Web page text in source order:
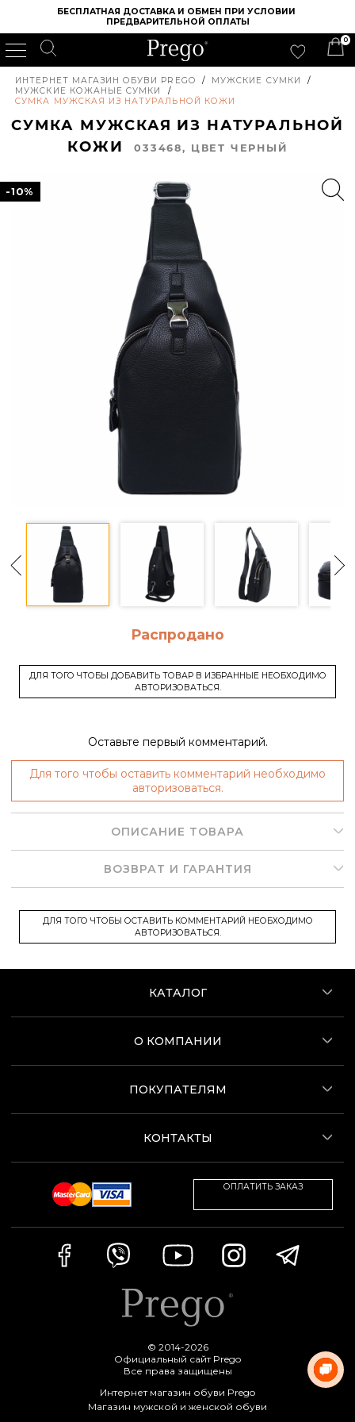
БЕСПЛАТНАЯ ДОСТАВКА И ОБМЕН ПРИ УСЛОВИИ
ПРЕДВАРИТЕЛЬНОЙ ОПЛАТЫ
0
ИНТЕРНЕТ МАГАЗИН ОБУВИ PREGO / МУЖСКИЕ СУМКИ
/
МУЖСКИЕ КОЖАНЫЕ СУМКИ
/
СУМКА МУЖСКАЯ ИЗ НАТУРАЛЬНОЙ КОЖИ
СУМКА МУЖСКАЯ ИЗ НАТУРАЛЬНОЙ
КОЖИ033468, ЦВЕТ ЧЕРНЫЙ
-10%
Распродано
ДЛЯ ТОГО ЧТОБЫ ДОБАВИТЬ ТОВАР В ИЗБРАННЫЕ НЕОБХОДИМО
АВТОРИЗОВАТЬСЯ.
Оставьте первый комментарий.
Для того чтобы оставить комментарий необходимо
авторизоваться.
ОПИСАНИЕ ТОВАРА
ВОЗВРАТ И ГАРАНТИЯ
ДЛЯ ТОГО ЧТОБЫ ОСТАВИТЬ КОММЕНТАРИЙ НЕОБХОДИМО
АВТОРИЗОВАТЬСЯ.
КАТАЛОГ
О КОМПАНИИ
ПОКУПАТЕЛЯМ
КОНТАКТЫ
ОПЛАТИТЬ ЗАКАЗ
© 2014-2026
Официальный сайт Prego
Все права защищены
Интернет магазин обуви Prego
Магазин мужской и женской обуви